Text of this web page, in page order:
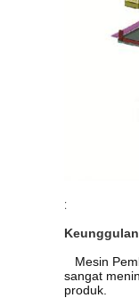
:
Mesin
sangat
produk.